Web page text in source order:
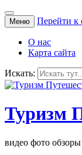
Меню Перейти к
О нас
Карта сайта
Искать:
Туризм
видео фото обзоры